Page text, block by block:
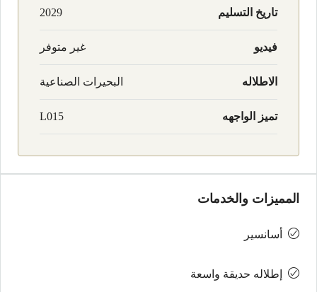
تاريخ التسليم 2029
فيديو غير متوفر
الاطلاله البحيرات الصناعية
تميز الواجهه L015
المميزات والخدمات
أسانسير
إطلاله حديقة واسعة